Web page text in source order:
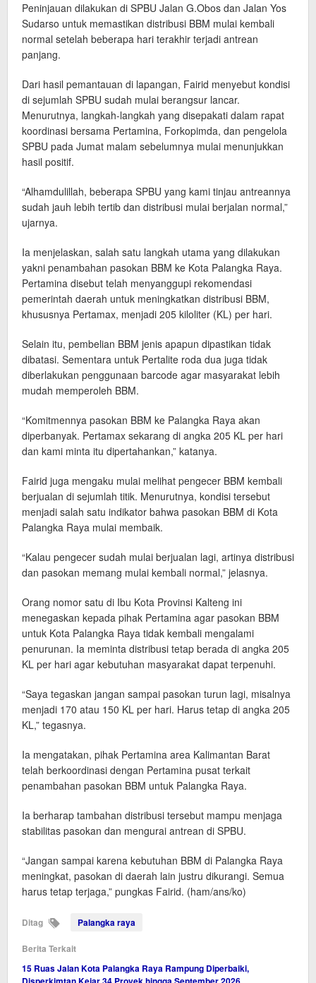
Peninjauan dilakukan di SPBU Jalan G.Obos dan Jalan Yos
Sudarso untuk memastikan distribusi BBM mulai kembali
normal setelah beberapa hari terakhir terjadi antrean
panjang.
Dari hasil pemantauan di lapangan, Fairid menyebut kondisi
di sejumlah SPBU sudah mulai berangsur lancar.
Menurutnya, langkah-langkah yang disepakati dalam rapat
koordinasi bersama Pertamina, Forkopimda, dan pengelola
SPBU pada Jumat malam sebelumnya mulai menunjukkan
hasil positif.
“Alhamdulillah, beberapa SPBU yang kami tinjau antreannya
sudah jauh lebih tertib dan distribusi mulai berjalan normal,”
ujarnya.
Ia menjelaskan, salah satu langkah utama yang dilakukan
yakni penambahan pasokan BBM ke Kota Palangka Raya.
Pertamina disebut telah menyanggupi rekomendasi
pemerintah daerah untuk meningkatkan distribusi BBM,
khususnya Pertamax, menjadi 205 kiloliter (KL) per hari.
Selain itu, pembelian BBM jenis apapun dipastikan tidak
dibatasi. Sementara untuk Pertalite roda dua juga tidak
diberlakukan penggunaan barcode agar masyarakat lebih
mudah memperoleh BBM.
“Komitmennya pasokan BBM ke Palangka Raya akan
diperbanyak. Pertamax sekarang di angka 205 KL per hari
dan kami minta itu dipertahankan,” katanya.
Fairid juga mengaku mulai melihat pengecer BBM kembali
berjualan di sejumlah titik. Menurutnya, kondisi tersebut
menjadi salah satu indikator bahwa pasokan BBM di Kota
Palangka Raya mulai membaik.
“Kalau pengecer sudah mulai berjualan lagi, artinya distribusi
dan pasokan memang mulai kembali normal,” jelasnya.
Orang nomor satu di Ibu Kota Provinsi Kalteng ini
menegaskan kepada pihak Pertamina agar pasokan BBM
untuk Kota Palangka Raya tidak kembali mengalami
penurunan. Ia meminta distribusi tetap berada di angka 205
KL per hari agar kebutuhan masyarakat dapat terpenuhi.
“Saya tegaskan jangan sampai pasokan turun lagi, misalnya
menjadi 170 atau 150 KL per hari. Harus tetap di angka 205
KL,” tegasnya.
Ia mengatakan, pihak Pertamina area Kalimantan Barat
telah berkoordinasi dengan Pertamina pusat terkait
penambahan pasokan BBM untuk Palangka Raya.
Ia berharap tambahan distribusi tersebut mampu menjaga
stabilitas pasokan dan mengurai antrean di SPBU.
“Jangan sampai karena kebutuhan BBM di Palangka Raya
meningkat, pasokan di daerah lain justru dikurangi. Semua
harus tetap terjaga,” pungkas Fairid. (ham/ans/ko)
Ditag Palangka raya
Berita Terkait
15 Ruas Jalan Kota Palangka Raya Rampung Diperbaiki,